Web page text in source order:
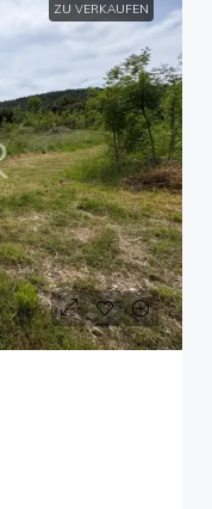
ZU VERKAUFEN